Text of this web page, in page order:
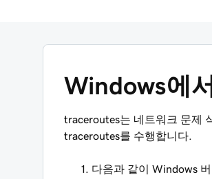
Windows에
traceroutes는 네트워크 문제
traceroutes를 수행합니다.
다음과 같이 Windows